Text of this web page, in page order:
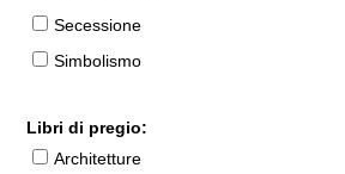
Secessione
Simbolismo
Libri di pregio:
Architetture